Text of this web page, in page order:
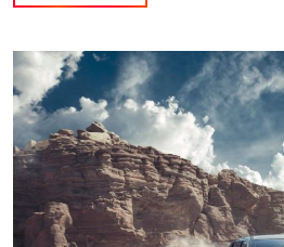
Autoanalítica IA
Estoy aquí para encontrar lo que
buscando? "Este asistente con IA
información referencial que puede